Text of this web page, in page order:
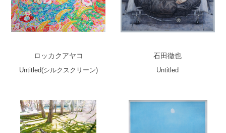
ロッカクアヤコ
Untitled(シルクスクリーン)
石田徹也
Untitled